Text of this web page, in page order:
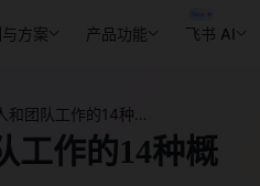
方案 产品功能 飞书 AI
工作的14种概